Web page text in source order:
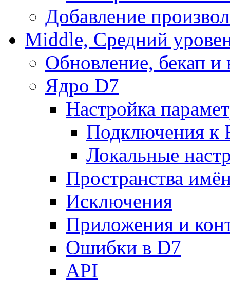
Добавление
Middle, Средний
Обновление, бекап и
Ядро D7
Настройка
Подключения к
Локальные
Пространства
Исключения
Приложения и
Ошибки в D7
API